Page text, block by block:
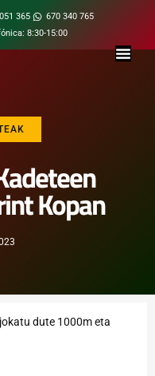
365
670 340 765
8:30-15:00
Kopan
dute 1000m eta